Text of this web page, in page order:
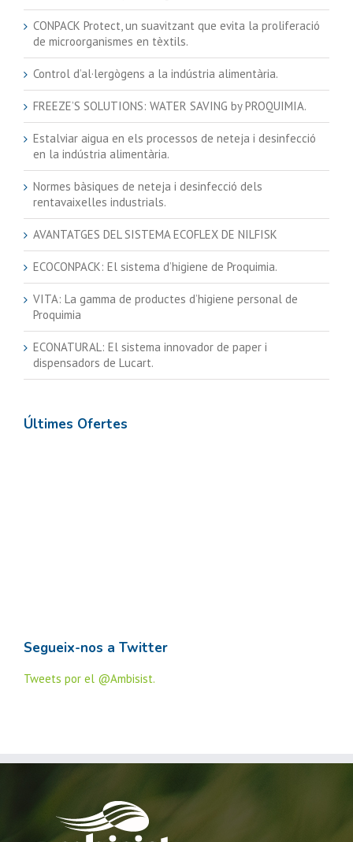
CONPACK Protect, un suavitzant que evita la proliferació
de microorganismes en tèxtils.
Control d’al·lergògens a la indústria alimentària.
FREEZE’S SOLUTIONS: WATER SAVING by PROQUIMIA.
Estalviar aigua en els processos de neteja i desinfecció
en la indústria alimentària.
Normes bàsiques de neteja i desinfecció dels
rentavaixelles industrials.
AVANTATGES DEL SISTEMA ECOFLEX DE NILFISK
ECOCONPACK: El sistema d’higiene de Proquimia.
VITA: La gamma de productes d’higiene personal de
Proquimia
ECONATURAL: El sistema innovador de paper i
dispensadors de Lucart.
Últimes Ofertes
Segueix-nos a Twitter
Tweets por el @Ambisist.